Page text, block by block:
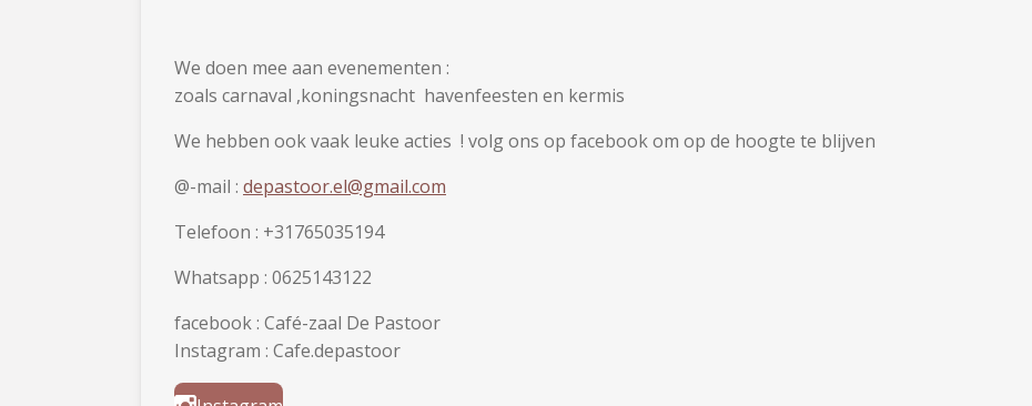
We doen mee aan evenementen :
zoals carnaval ,koningsnacht havenfeesten en kermis
We hebben ook vaak leuke acties ! volg ons op facebook om op de hoogte te blijven
@-mail : depastoor.el@gmail.com
Telefoon : +31765035194
Whatsapp : 0625143122
facebook : Café-zaal De Pastoor
Instagram : Cafe.depastoor